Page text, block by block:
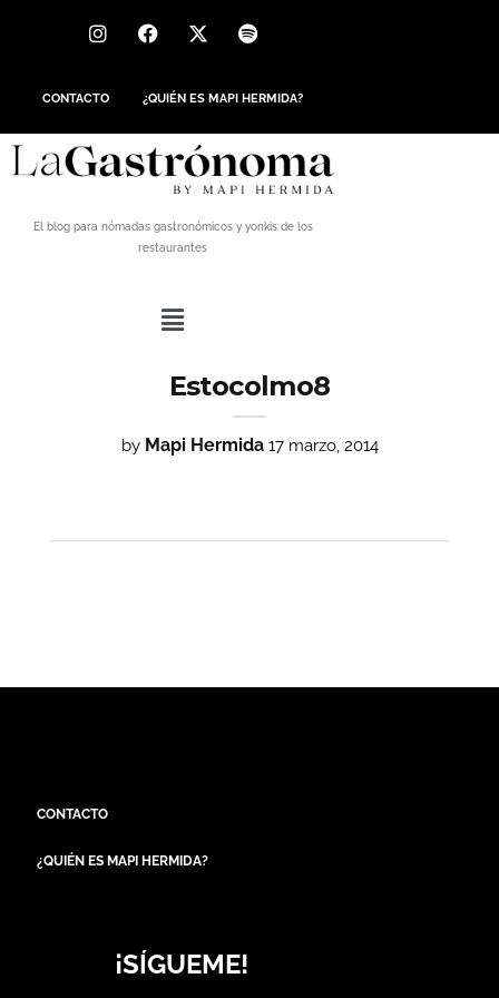
CONTACTO ¿QUIÉN ES MAPI HERMIDA?
El blog para nómadas gastronómicos y yonkis de los
restaurantes
Estocolmo8
by Mapi Hermida 17 marzo, 2014
CONTACTO
¿QUIÉN ES MAPI HERMIDA?
¡SÍGUEME!